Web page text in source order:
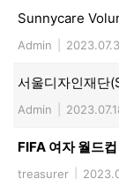
Sunnycare
Admin
서울디자인재단
Admin
FIFA 여자 월드
treasurer